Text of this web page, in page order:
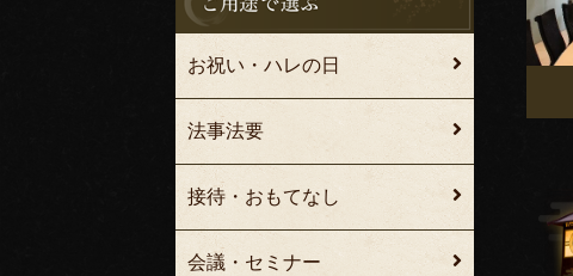
お祝い・ハレの日
法事法要
接待・おもてなし
会議・セミナー